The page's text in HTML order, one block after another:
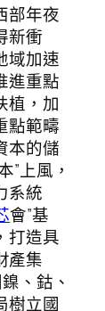
部年夜
新衝
域加速
進重點
植，加
點範疇
本的儲
”上風，
系統
會”基
打造具
產集
、鈷、
樹立國